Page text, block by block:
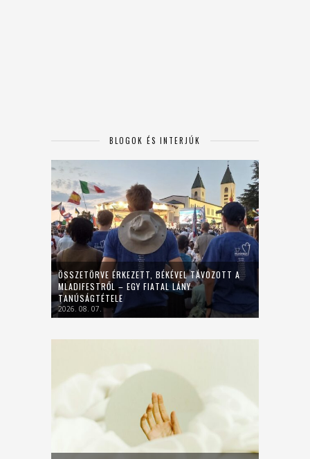
BLOGOK ÉS INTERJÚK
ÖSSZETÖRVE ÉRKEZETT, BÉKÉVEL TÁVOZOTT A
MLADIFESTRŐL – EGY FIATAL LÁNY
TANÚSÁGTÉTELE
2026. 08. 07.